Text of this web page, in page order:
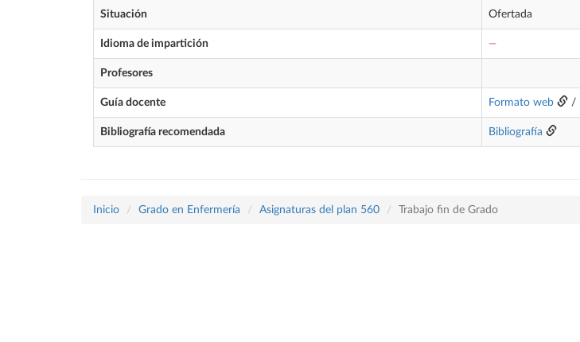
Situación Ofertada
Idioma de impartición —
Profesores
Guía docente Formato web /
Bibliografía recomendada Bibliografía
Inicio Grado en Enfermería Asignaturas del plan 560 Trabajo fin de Grado